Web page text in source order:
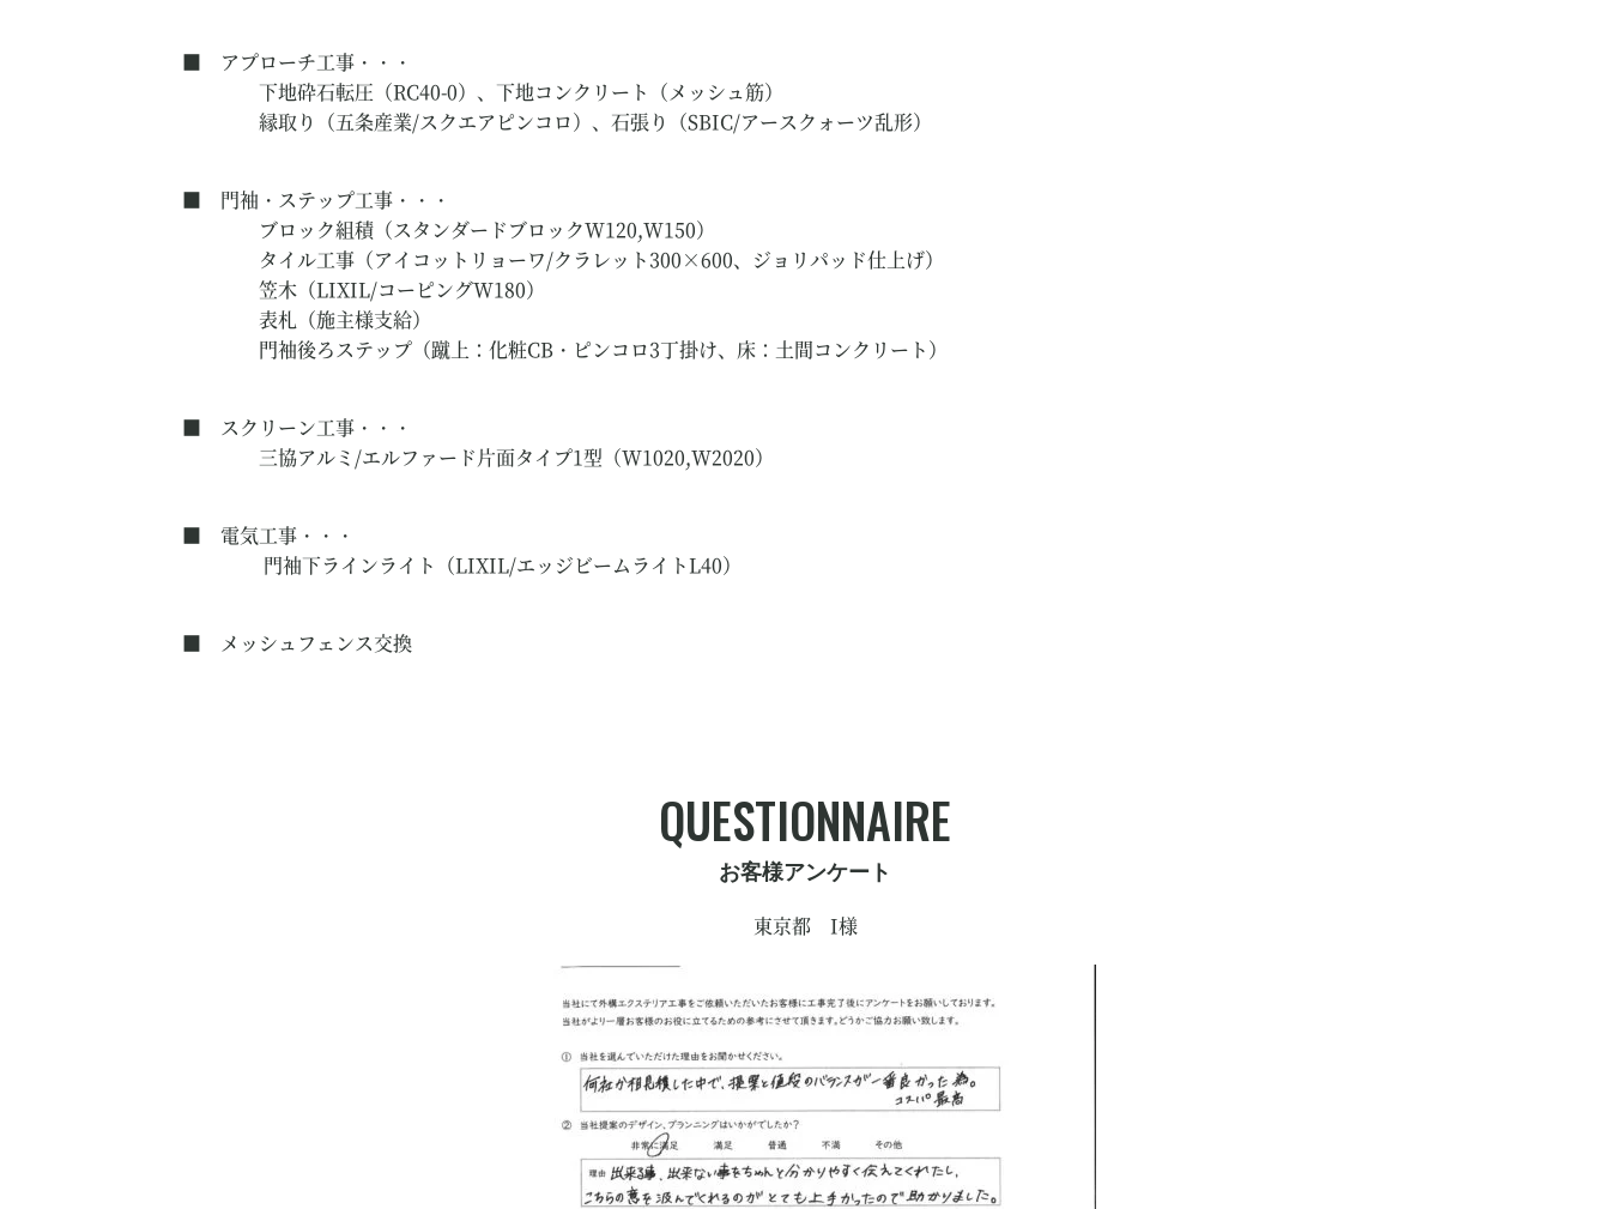
■ アプローチ工事・・・
下地砕石転圧（RC40-0）、下地コンクリート（メッシュ筋）
縁取り（五条産業/スクエアピンコロ）、石張り（SBIC/アースクォーツ乱形）
■ 門袖・ステップ工事・・・
ブロック組積（スタンダードブロックW120,W150）
タイル工事（アイコットリョーワ/クラレット300×600、ジョリパッド仕上げ）
笠木（LIXIL/コーピングW180）
表札（施主様支給）
門袖後ろステップ（蹴上：化粧CB・ピンコロ3丁掛け、床：土間コンクリート）
■ スクリーン工事・・・
三協アルミ/エルファード片面タイプ1型（W1020,W2020）
■ 電気工事・・・
門袖下ラインライト（LIXIL/エッジビームライトL40）
■ メッシュフェンス交換
QUESTIONNAIRE
お客様アンケート
東京都 I様